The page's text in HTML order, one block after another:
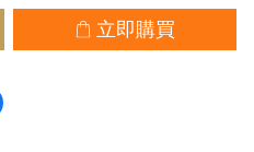
立即購買